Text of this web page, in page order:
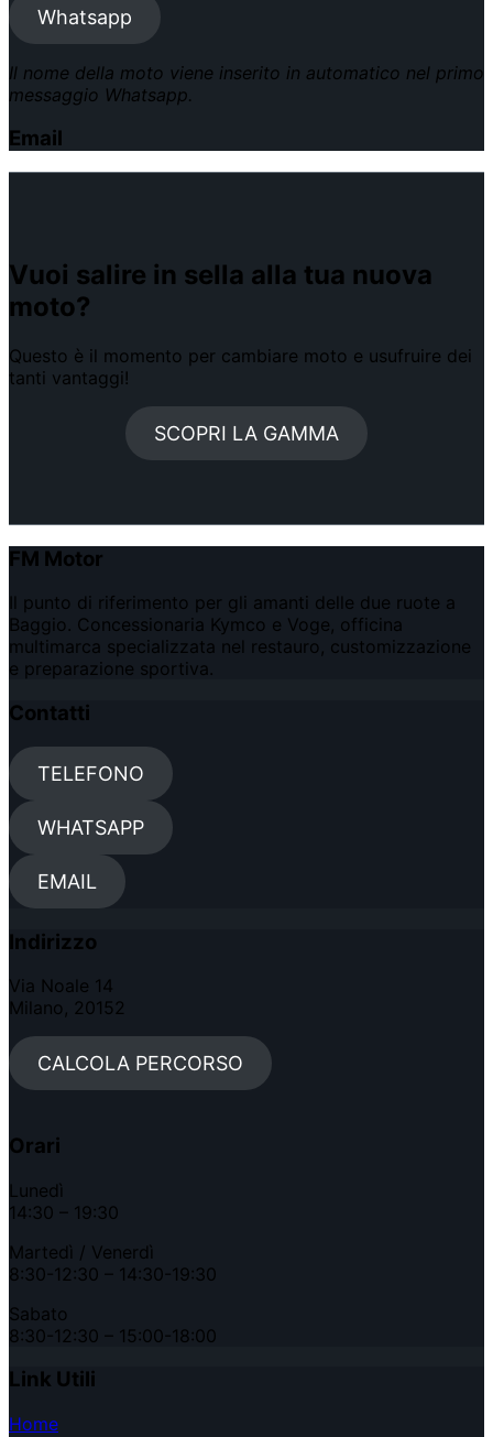
Whatsapp
Il nome della moto viene inserito in automatico nel primo
messaggio Whatsapp.
Email
Vuoi salire in sella alla tua nuova
moto?
Questo è il momento per cambiare moto e usufruire dei
tanti vantaggi!
SCOPRI LA GAMMA
FM Motor
Il punto di riferimento per gli amanti delle due ruote a
Baggio. Concessionaria Kymco e Voge, officina
multimarca specializzata nel restauro, customizzazione
e preparazione sportiva.
Contatti
TELEFONO
WHATSAPP
EMAIL
Indirizzo
Via Noale 14
Milano, 20152
CALCOLA PERCORSO
Orari
Lunedì
14:30 – 19:30
Martedì / Venerdì
8:30-12:30 – 14:30-19:30
Sabato
8:30-12:30 – 15:00-18:00
Link Utili
Home